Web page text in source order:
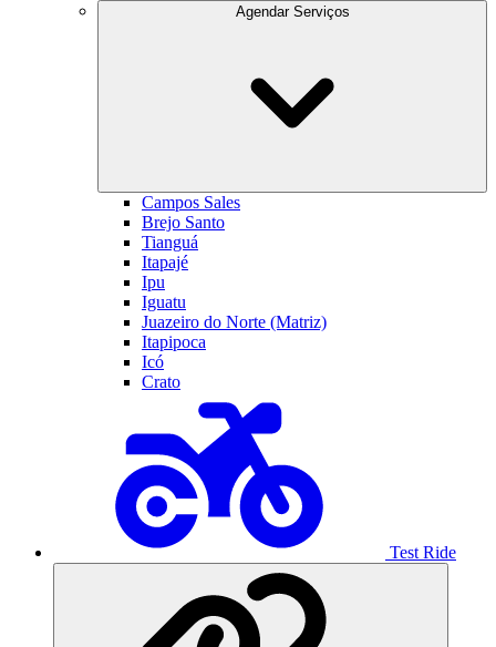
Campos Sales
Brejo Santo
Tianguá
Itapajé
Ipu
Iguatu
Juazeiro do Norte (Matriz)
Itapipoca
Icó
Crato
Test Ride